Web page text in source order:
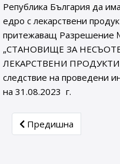
Република България да
едро с лекарствени
притежаващ Разрешение
„СТАНОВИЩЕ ЗА
ЛЕКАРСТВЕНИ ПРОДУКТИ
следствие на проведени
на 31.08.2023 г.
Previous article: ДО
Предишна